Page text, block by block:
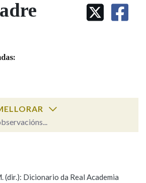
IDENTIDADE CORPORATIVA
MARCIAL DEL ADALID
FIGURAS HOMENAXEADAS
OPCIÓN:
(dir.): Dicionario da Real Academia